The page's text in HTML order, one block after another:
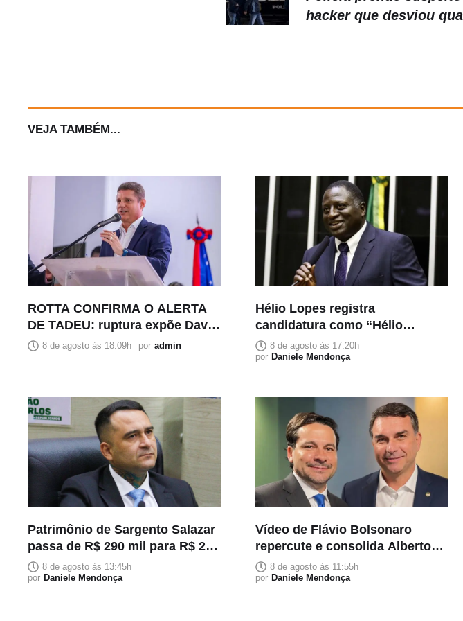
hacker que desviou
VEJA TAMBÉM...
ROTTA CONFIRMA O ALERTA
DE TADEU: ruptura expõe David
Almeida pela voz de quem
8 de agosto às 18:09h por admin
Hélio Lopes registra
candidatura como “Hélio
Bolsonaro”
8 de agosto às 17:20h
por Daniele Mendonça
Patrimônio de Sargento Salazar
passa de R$ 290 mil para R$ 2,2
milhões em cinco meses
8 de agosto às 13:45h
por Daniele Mendonça
Vídeo de Flávio Bolsonaro
repercute e consolida Alberto
Neto como candidato da direita
ao Senado no Amazonas
8 de agosto às 11:55h
por Daniele Mendonça